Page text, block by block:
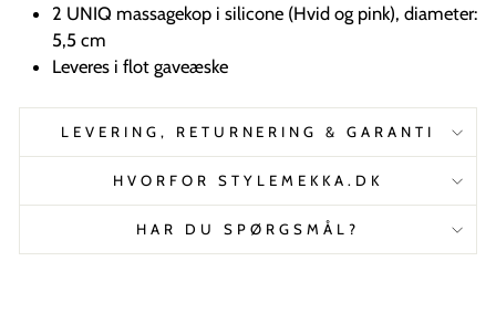
2 UNIQ massagekop i silicone (Hvid og pink), diameter:
5,5 cm
Leveres i flot gaveæske
LEVERING, RETURNERING & GARANTI
HVORFOR STYLEMEKKA.DK
HAR DU SPØRGSMÅL?